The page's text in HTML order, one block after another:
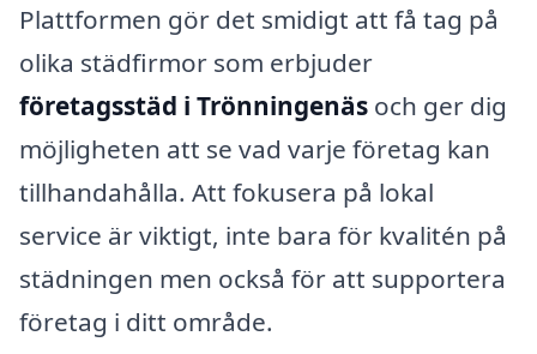
Plattformen gör det smidigt att få tag på
olika städfirmor som erbjuder
företagsstäd i Trönningenäs och ger dig
möjligheten att se vad varje företag kan
tillhandahålla. Att fokusera på lokal
service är viktigt, inte bara för kvalitén på
städningen men också för att supportera
företag i ditt område.